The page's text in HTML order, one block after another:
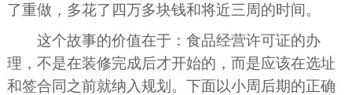
了重做，多花了四万多块钱和将近三周的时间。
这个故事的价值在于：食品经营许可证的办
理，不是在装修完成后才开始的，而是应该在选址
和签合同之前就纳入规划。下面以小周后期的正确